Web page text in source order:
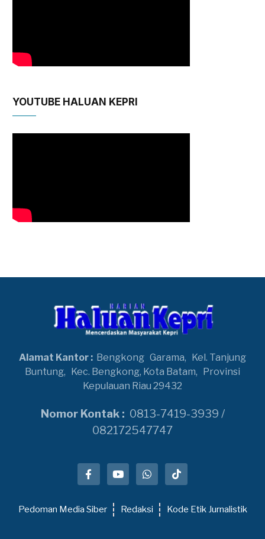
YOUTUBE HALUAN KEPRI
Alamat Kantor : Bengkong Garama, Kel. Tanjung
Buntung, Kec. Bengkong, Kota Batam, Provinsi
Kepulauan Riau 29432
Nomor Kontak : 0813-7419-3939 /
082172547747
Pedoman Media Siber Redaksi Kode Etik Jurnalistik